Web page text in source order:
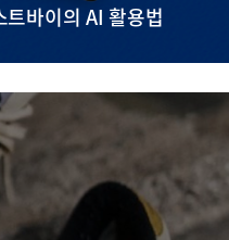
바이의 AI 활용법